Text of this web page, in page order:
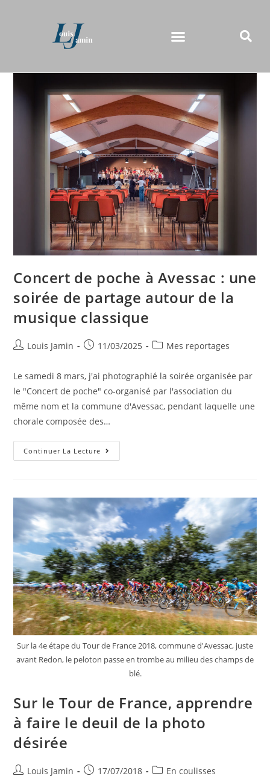
Concert de poche à Avessac : une
soirée de partage autour de la
musique classique
Louis Jamin 11/03/2025 Mes reportages
Le samedi 8 mars, j'ai photographié la soirée organisée par
le "Concert de poche" co-organisé par l'association du
même nom et la commune d'Avessac, pendant laquelle une
chorale composée des…
Continuer La Lecture
Sur la 4e étape du Tour de France 2018, commune d'Avessac, juste
avant Redon, le peloton passe en trombe au milieu des champs de
blé.
Sur le Tour de France, apprendre
à faire le deuil de la photo
désirée
Louis Jamin 17/07/2018 En coulisses